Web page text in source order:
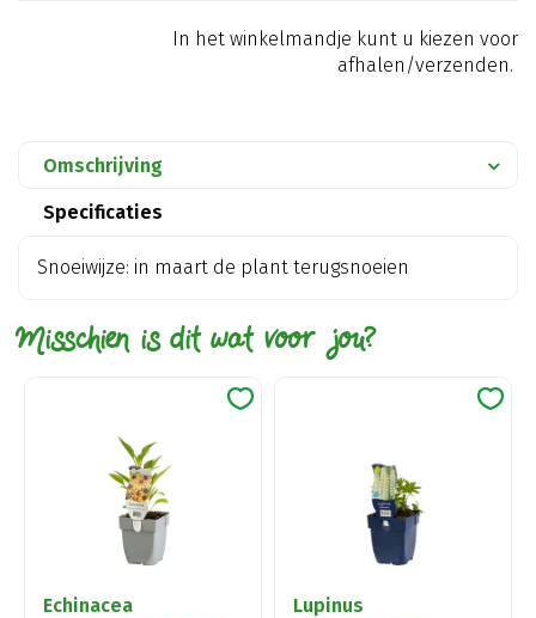
In het winkelmandje kunt u kiezen voor
afhalen/verzenden.
Omschrijving
Specificaties
Snoeiwijze: in maart de plant terugsnoeien
Misschien is dit wat voor jou?
Echinacea
Lupinus